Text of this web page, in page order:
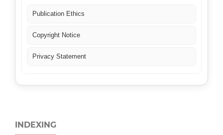
Publication Ethics
Copyright Notice
Privacy Statement
INDEXING